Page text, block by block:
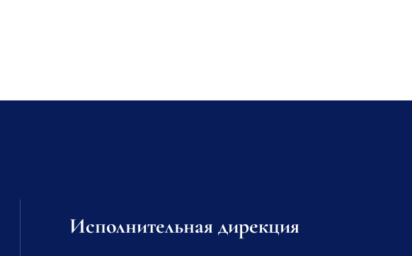
Исполнительная дирекция